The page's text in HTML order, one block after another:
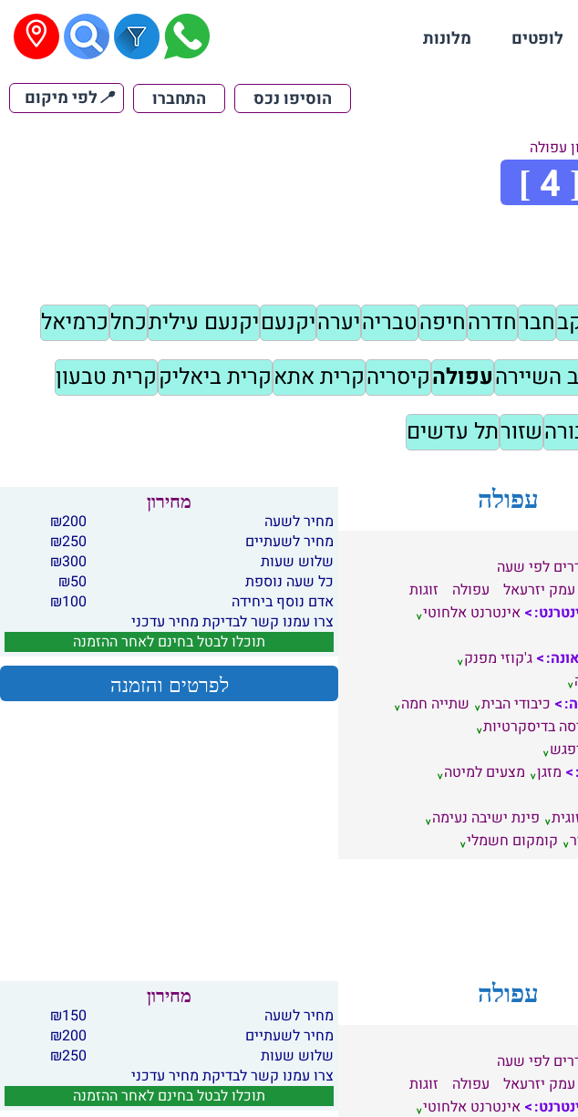
לופטים מלונות
הוסיפו נכס התחברו 📍לפי מיקום
עפולה
4
]
חברחדרהחיפהטבריהיערהיקנעםיקנעם עיליתכחלכרמיאל
השיירהעפולהקיסריהקרית אתאקרית ביאליקקרית טבעון
שזורתל עדשים
עפולה
לפי שעה
עמק יזרעאל עפולה
זוגות
אינטרנט אלחוטי
ג'קוזי מפנק
כיבודי הבית שתייה חמה
בדיסקרטיות
מזגן מצעים למיטה
פינת ישיבה נעימה
קומקום חשמלי
מחירון
מחיר לשעה 200
₪
מחיר לשעתיים
250
₪
שלוש שעות
300
₪
כל שעה נוספת
50
₪
אדם נוסף ביחידה
100
₪
צרו עמנו קשר לבדיקת מחיר עדכני
תוכלו לבטל בחינם לאחר ההזמנה
לפרטים והזמנה
עפולה
לפי שעה
עמק יזרעאל עפולה
זוגות
אינטרנט אלחוטי
מחירון
מחיר לשעה 150
₪
מחיר לשעתיים
200
₪
שלוש שעות
250
₪
צרו עמנו קשר לבדיקת מחיר עדכני
תוכלו לבטל בחינם לאחר ההזמנה